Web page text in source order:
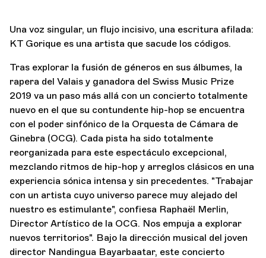
Una voz singular, un flujo incisivo, una escritura afilada:
KT Gorique es una artista que sacude los códigos.
Tras explorar la fusión de géneros en sus álbumes, la
rapera del Valais y ganadora del Swiss Music Prize
2019 va un paso más allá con un concierto totalmente
nuevo en el que su contundente hip-hop se encuentra
con el poder sinfónico de la Orquesta de Cámara de
Ginebra (OCG). Cada pista ha sido totalmente
reorganizada para este espectáculo excepcional,
mezclando ritmos de hip-hop y arreglos clásicos en una
experiencia sónica intensa y sin precedentes. "Trabajar
con un artista cuyo universo parece muy alejado del
nuestro es estimulante", confiesa Raphaël Merlin,
Director Artístico de la OCG. Nos empuja a explorar
nuevos territorios". Bajo la dirección musical del joven
director Nandingua Bayarbaatar, este concierto